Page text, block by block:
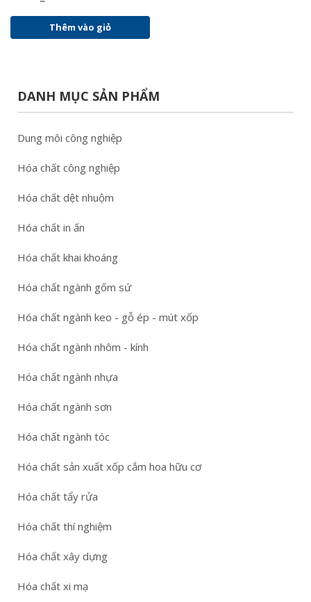
Thêm vào giỏ
DANH MỤC SẢN PHẨM
Dung môi công nghiệp
Hóa chất công nghiệp
Hóa chất dệt nhuộm
Hóa chất in ấn
Hóa chất khai khoáng
Hóa chất ngành gốm sứ
Hóa chất ngành keo - gỗ ép - mút xốp
Hóa chất ngành nhôm - kính
Hóa chất ngành nhựa
Hóa chất ngành sơn
Hóa chất ngành tóc
Hóa chất sản xuất xốp cắm hoa hữu cơ
Hóa chất tẩy rửa
Hóa chất thí nghiệm
Hóa chất xây dựng
Hóa chất xi mạ